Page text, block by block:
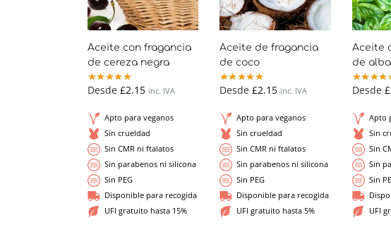
Aceite con fragancia
de cereza negra
Desde £2.15 inc. IVA
Apto para veganos
Sin crueldad
Sin CMR ni ftalatos
Sin parabenos ni silicona
Sin PEG
Disponible para recogida
UFI gratuito hasta 15%
Aceite de fragancia
de coco
Desde £2.15 inc. IVA
Apto para veganos
Sin crueldad
Sin CMR ni ftalatos
Sin parabenos ni silicona
Sin PEG
Disponible para recogida
UFI gratuito hasta 5%
Aceite
de
Desde £
Apto
Sin
Sin
Sin
Sin
UFI